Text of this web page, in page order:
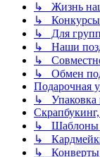
↳ Жизнь
↳ Конкурсы
↳ Для
↳ Наши
↳
↳ Обмен
Подарочная
↳ Упаковка
↳ Шаблоны
↳
↳ Конверты